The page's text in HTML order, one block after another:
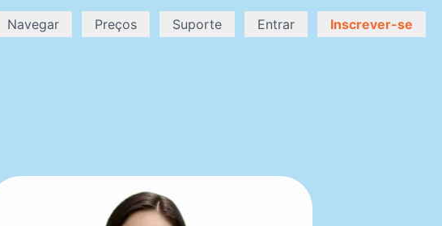
Navegar Preços Suporte Entrar Inscrever-se